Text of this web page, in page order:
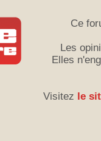
Ce
Les
Elles
Visitez le